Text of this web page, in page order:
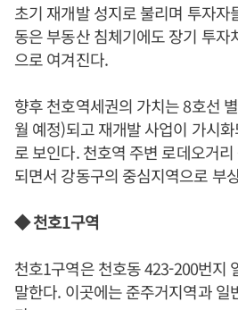
초기 재개발 성지로 불리며 투자자
동은 부동산 침체기에도 장기 투자
으로 여겨진다.
향후 천호역세권의 가치는 8호선
월 예정)되고 재개발 사업이 가시
로 보인다. 천호역 주변 로데오거
되면서 강동구의 중심지역으로 부
◆ 천호1구역
천호1구역은 천호동 423-200번지
말한다. 이곳에는 준주거지역과 일